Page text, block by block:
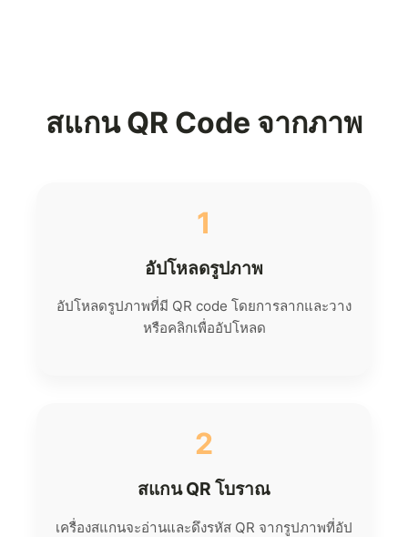
สแกน QR Code จากภาพ
1
อัปโหลดรูปภาพ
อัปโหลดรูปภาพที่มี QR code โดยการลากและวาง
หรือคลิกเพื่ออัปโหลด
2
สแกน QR โบราณ
เครื่องสแกนจะอ่านและดึงรหัส QR จากรูปภาพที่อัป